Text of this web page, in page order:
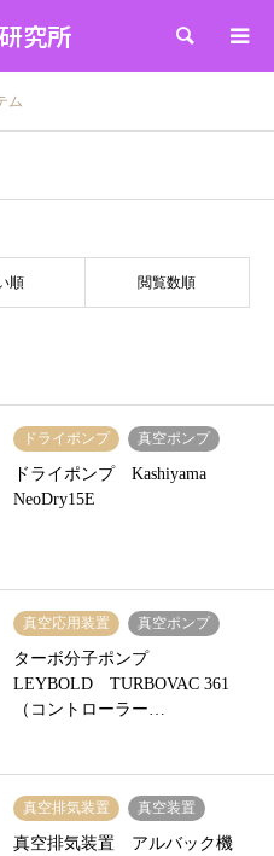
究所 検索
ム
順 閲覧数順
ドライポンプ 真空ポンプ
ドライポンプ Kashiyama
NeoDry15E
真空応用装置 真空ポンプ
ターボ分子ポンプ
LEYBOLD TURBOVAC 361
（コントローラー…
真空排気装置 真空装置
真空排気装置 アルバック機